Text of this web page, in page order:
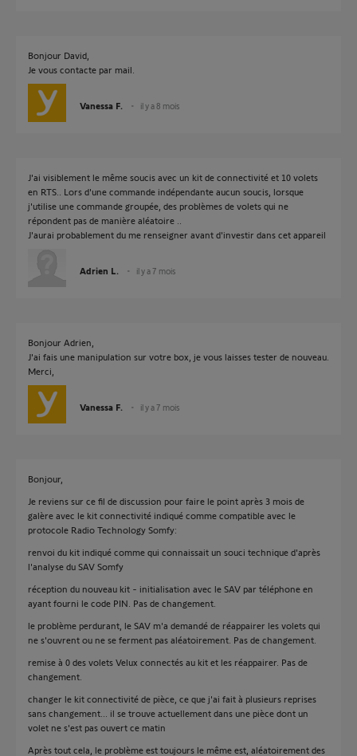
Bonjour David,
Je vous contacte par mail.
Vanessa F. il y a 8 mois
J'ai visiblement le même soucis avec un kit de connectivité et 10 volets
en RTS.. Lors d'une commande indépendante aucun soucis, lorsque
j'utilise une commande groupée, des problèmes de volets qui ne
répondent pas de manière aléatoire ..
J'aurai probablement du me renseigner avant d'investir dans cet appareil
Adrien L. il y a 7 mois
Bonjour Adrien,
J'ai fais une manipulation sur votre box, je vous laisses tester de nouveau.
Merci,
Vanessa F. il y a 7 mois
Bonjour,
Je reviens sur ce fil de discussion pour faire le point après 3 mois de
galère avec le kit connectivité indiqué comme compatible avec le
protocole Radio Technology Somfy:
renvoi du kit indiqué comme qui connaissait un souci technique d'après
l'analyse du SAV Somfy
réception du nouveau kit - initialisation avec le SAV par téléphone en
ayant fourni le code PIN. Pas de changement.
le problème perdurant, le SAV m'a demandé de réappairer les volets qui
ne s'ouvrent ou ne se ferment pas aléatoirement. Pas de changement.
remise à 0 des volets Velux connectés au kit et les réappairer. Pas de
changement.
changer le kit connectivité de pièce, ce que j'ai fait à plusieurs reprises
sans changement... il se trouve actuellement dans une pièce dont un
volet ne s'est pas ouvert ce matin
Après tout cela, le problème est toujours le même est, aléatoirement des